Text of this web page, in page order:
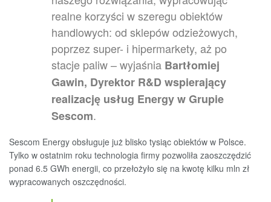
realne korzyści w szeregu obiektów
handlowych: od sklepów odzieżowych,
poprzez super- i hipermarkety, aż po
stacje paliw – wyjaśnia Bartłomiej
Gawin, Dyrektor R&D wspierający
realizację usług Energy w Grupie
Sescom.
Sescom Energy obsługuje już blisko tysiąc obiektów w Polsce.
Tylko w ostatnim roku technologia firmy pozwoliła zaoszczędzić
ponad 6.5 GWh energii, co przełożyło się na kwotę kilku mln zł
wypracowanych oszczędności.